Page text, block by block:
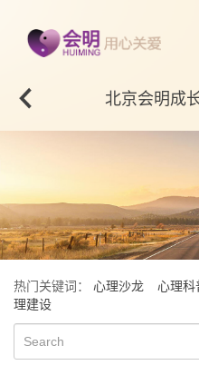
北京会明成
热门关键词： 心理沙龙 心理科
理建设